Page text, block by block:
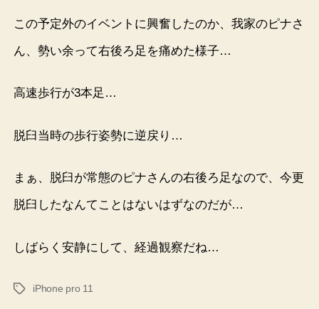
この予定外のイベントに興奮したのか、我家のピナさ
ん、勢い余って右後ろ足を痛めた様子…
高速歩行が3本足…
脱臼当時の歩行姿勢に逆戻り…
まぁ、脱臼が常態のピナさんの右後ろ足なので、今更
脱臼したなんてことはないはずなのだが…
しばらく安静にして、経過観察だね…
タ
iPhone pro 11